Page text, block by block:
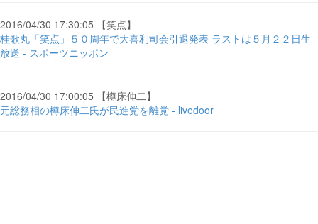
2016/04/30 17:30:05 【笑点】
桂歌丸「笑点」５０周年で大喜利司会引退発表 ラストは５月２２日生
放送 - スポーツニッポン
2016/04/30 17:00:05 【樽床伸二】
元総務相の樽床伸二氏が民進党を離党 - livedoor